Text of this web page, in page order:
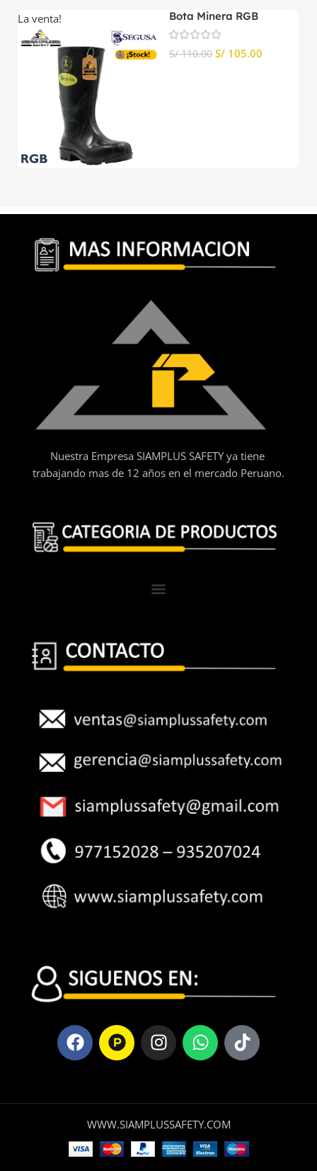
La venta!
Bota Minera RGB
Pesada Segusa
S/110.00 S/ 105.00
Nuestra Empresa SIAMPLUS SAFETY ya tiene
trabajando mas de 12 años en el mercado Peruano.
WWW.SIAMPLUSSAFETY.COM